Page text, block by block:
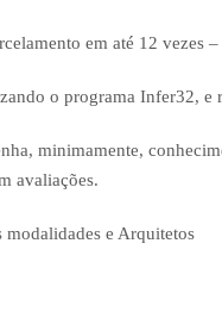
–
28
30
de
outubro
CURSO
em até 12 vezes
o programa Infer32, e
minimamente,
avaliações.
modalidades e Arquitetos